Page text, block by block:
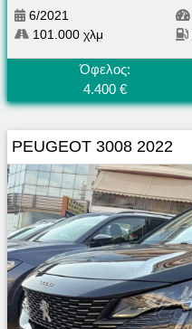
6/2021
101.000 χλμ
Όφελος:
4.400 €
PEUGEOT 3008 2022